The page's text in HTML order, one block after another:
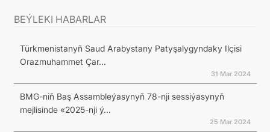
BEÝLEKI HABARLAR
Türkmenistanyň Saud Arabystany Patyşalygyndaky Ilçisi
Orazmuhammet Çar...
31 Mar 2024
BMG-niň Baş Assambleýasynyň 78-nji sessiýasynyň
mejlisinde «2025-nji ý...
25 Mar 2024